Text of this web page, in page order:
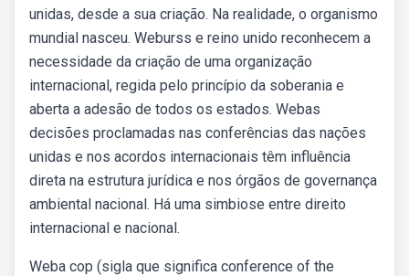
unidas, desde a sua criação. Na realidade, o organismo
mundial nasceu. Weburss e reino unido reconhecem a
necessidade da criação de uma organização
internacional, regida pelo princípio da soberania e
aberta a adesão de todos os estados. Webas
decisões proclamadas nas conferências das nações
unidas e nos acordos internacionais têm influência
direta na estrutura jurídica e nos órgãos de governança
ambiental nacional. Há uma simbiose entre direito
internacional e nacional.
Weba cop (sigla que significa conference of the